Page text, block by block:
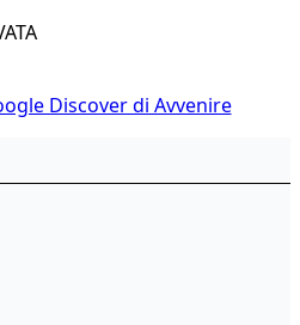
Discover di Avvenire